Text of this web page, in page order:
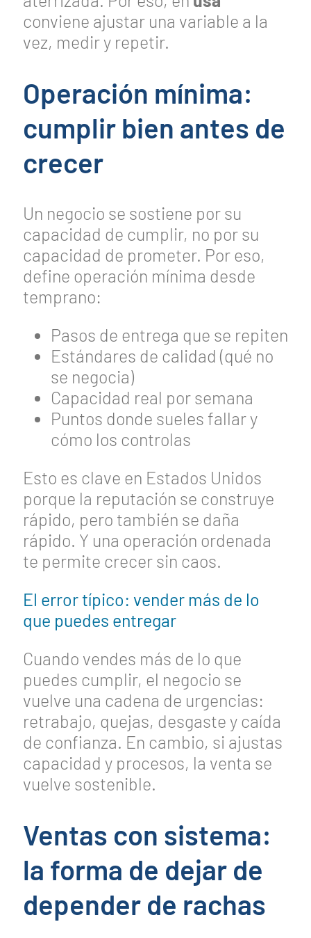
conviene ajustar una variable a la
vez, medir y repetir.
Operación mínima:
cumplir bien antes de
crecer
Un negocio se sostiene por su
capacidad de cumplir, no por su
capacidad de prometer. Por eso,
define operación mínima desde
temprano:
Pasos de entrega que se repiten
Estándares de calidad (qué no
se negocia)
Capacidad real por semana
Puntos donde sueles fallar y
cómo los controlas
Esto es clave en Estados Unidos
porque la reputación se construye
rápido, pero también se daña
rápido. Y una operación ordenada
te permite crecer sin caos.
El error típico: vender más de lo
que puedes entregar
Cuando vendes más de lo que
puedes cumplir, el negocio se
vuelve una cadena de urgencias:
retrabajo, quejas, desgaste y caída
de confianza. En cambio, si ajustas
capacidad y procesos, la venta se
vuelve sostenible.
Ventas con sistema:
la forma de dejar de
depender de rachas